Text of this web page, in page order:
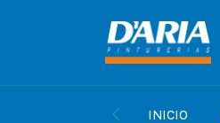
INICIO